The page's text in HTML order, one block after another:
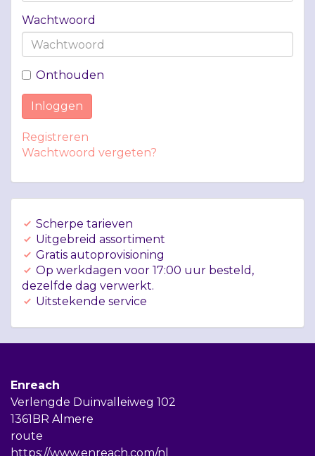
Wachtwoord
Onthouden
Inloggen
Registreren
Wachtwoord vergeten?
Scherpe tarieven
Uitgebreid assortiment
Gratis autoprovisioning
Op werkdagen voor 17:00 uur besteld,
dezelfde dag verwerkt.
Uitstekende service
Enreach
Verlengde Duinvalleiweg 102
1361BR Almere
route
https://www.enreach.com/nl